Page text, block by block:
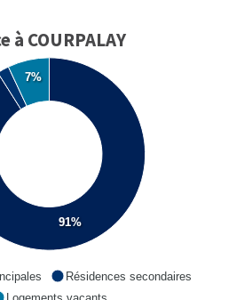
à COURPALAY
91%
7%
Résidences secondaires